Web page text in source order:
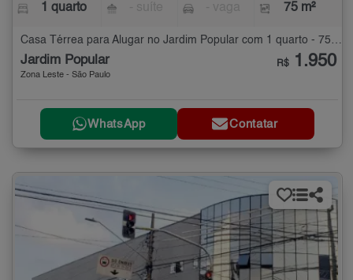
1 quarto 75 m²
Casa Térrea para Alugar no Jardim Popular com 1 quarto - 75 m²
Jardim Popular
Zona Leste - São Paulo
R$ 1.950
WhatsApp Contatar